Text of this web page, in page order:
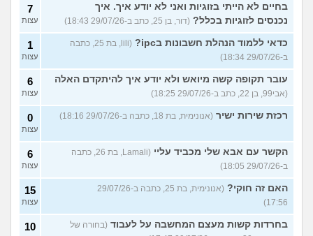
בחיים לא הייתי בזוגיות ואני לא יודע איך. איך
נכנסים לזוגיות בכלל? (דור, בן 25, כתב ב-29/07/26 18:43)
7
עצות
כדאי ללמוד הנהלת חשבונות בipc?
(lili, בת 25, כתבה
ב-29/07/26 18:34)
1
עצות
עובר תקופה קשה מיואש ולא יודע איך להיתקדם האלה
(אבי99, בן 22, כתב ב-29/07/26 18:25)
6
עצות
רכזת שירות ישיר (אנונימית, בת 18, כתבה ב-29/07/26 18:16) 0
עצות
הקשר עם אבא שלי מכביד עליי
(Lamali, בת 26, כתבה
ב-29/07/26 18:05)
6
עצות
האם זה חוקי?
(אנונימית, בת 25, כתבה ב-29/07/26
17:56)
15
עצות
בחרדות קשות מעצם המחשבה על לעבוד (בחורה של
10